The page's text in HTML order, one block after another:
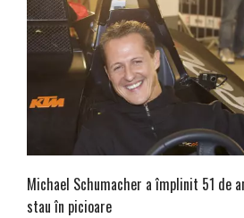
Michael Schumacher a împlinit 51 de
stau în picioare